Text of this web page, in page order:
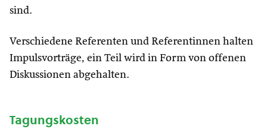
sind.
Verschiedene Referenten und Referentinnen halten
Impulsvorträge, ein Teil wird in Form von offenen
Diskussionen abgehalten.
Tagungskosten